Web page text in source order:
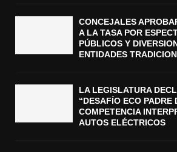
CONCEJALES
A LA TASA POR
PÚBLICOS Y
ENTIDADES
LA LEGISLATURA
“DESAFÍO ECO PADRE
COMPETENCIA
AUTOS ELÉCTRICOS